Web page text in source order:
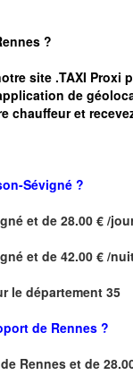
?
site .TAXI Proxi
de
chauffeur et
Sévigné ?
et de 28.00 € /
et de 42.00 € /
le département 35
de Rennes ?
Rennes et de